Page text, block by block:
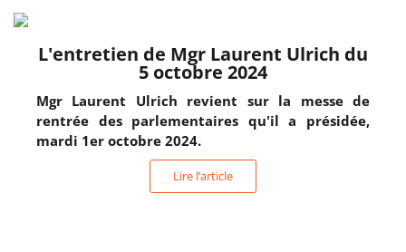
L'entretien de Mgr Laurent Ulrich du
5 octobre 2024
Mgr Laurent Ulrich revient sur la messe de
rentrée des parlementaires qu'il a présidée,
mardi 1er octobre 2024.
Lire l’article